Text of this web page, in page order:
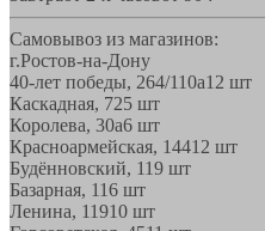
Самовывоз из магазинов:
г.Ростов-на-Дону
40-лет победы, 264/110а12 шт
Каскадная, 725 шт
Королева, 30а6 шт
Красноармейская, 14412 шт
Будённовский, 119 шт
Базарная, 116 шт
Ленина, 11910 шт